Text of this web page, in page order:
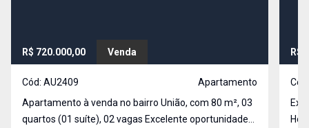
R$ 720.000,00 Venda
Cód: AU2409
Apartamento
Apartamento à venda no bairro União, com 80 m², 03
quartos (01 suíte), 02 vagas Excelente oportunidade
R$
Horizonte. O